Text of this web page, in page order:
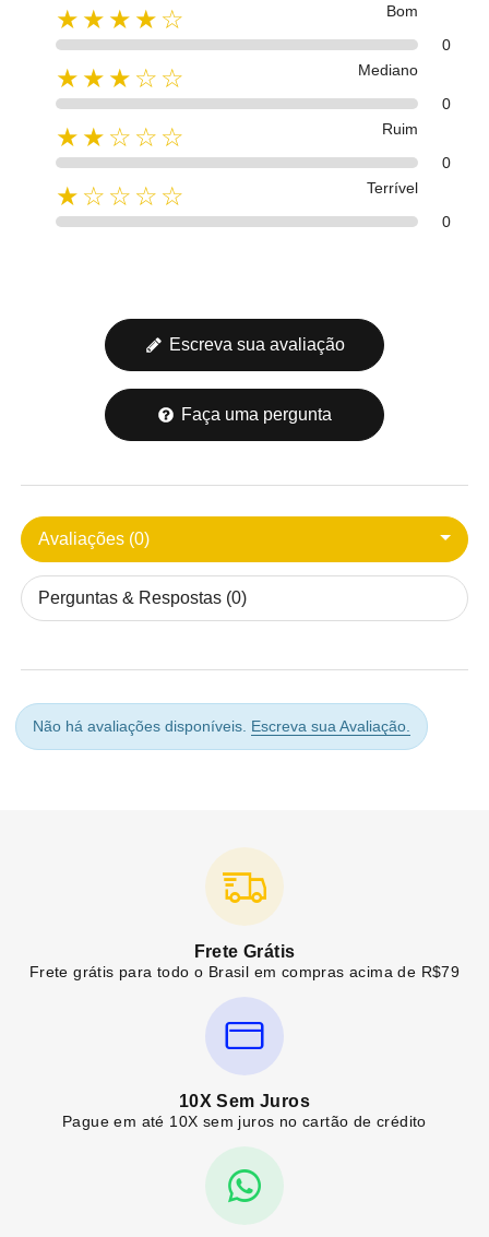
★★★★☆
Bom
0
★★★☆☆
Mediano
0
★★☆☆☆
Ruim
0
★☆☆☆☆
Terrível
0
Escreva sua avaliação
Faça uma pergunta
Avaliações (0)
Perguntas & Respostas (0)
Não há avaliações disponíveis. Escreva sua Avaliação.
Frete Grátis
Frete grátis para todo o Brasil em compras acima de R$79
10X Sem Juros
Pague em até 10X sem juros no cartão de crédito